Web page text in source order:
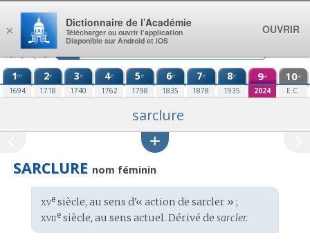
Aller au contenu
1re
1694
2e
1718
3e
1740
4e
1762
5e
1798
6e
1835
7e
1878
8e
1935
9e
2024
10e
E.C.
sarclure
SARCLURE nom féminin
Étymologie
:
xvesiècle, au sens d’« action de sarcler » ;
xviiesiècle, au sens actuel. Dérivé de sarcler.
×
Dictionnaire de l’Académie
Télécharger ou ouvrir l’application
Disponible sur Android et iOS
OUVRIR